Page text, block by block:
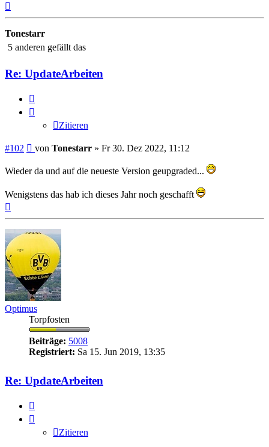
Tonestarr
5 anderen gefällt das
Re: UpdateArbeiten
Zitieren
#102 Beitrag
von Tonestarr » Fr 30. Dez 2022, 11:12
Wieder da und auf die neueste Version geupgraded...
Wenigstens das hab ich dieses Jahr noch geschafft
Optimus
Torpfosten
Beiträge: 5008
Registriert: Sa 15. Jun 2019, 13:35
Re: UpdateArbeiten
Zitieren